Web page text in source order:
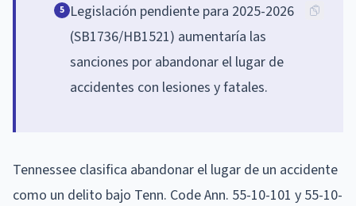
5 Legislación pendiente para 2025-2026
(SB1736/HB1521) aumentaría las
sanciones por abandonar el lugar de
accidentes con lesiones y fatales.
Tennessee clasifica abandonar el lugar de un accidente
como un delito bajo Tenn. Code Ann. 55-10-101 y 55-10-